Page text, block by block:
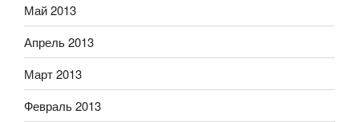
Май 2013
Апрель 2013
Март 2013
Февраль 2013